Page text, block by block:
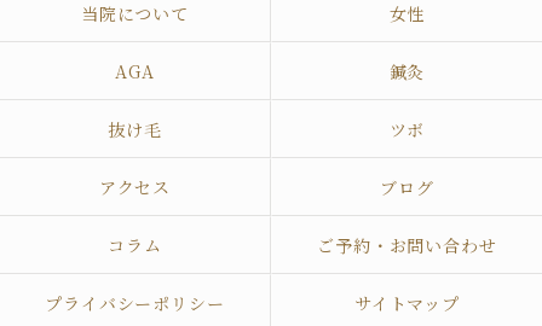
当院について 女性
AGA 鍼灸
抜け毛 ツボ
アクセス ブログ
コラム ご予約・お問い合わせ
プライバシーポリシー サイトマップ